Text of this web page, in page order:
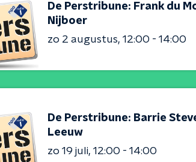
De Perstribune: Frank du
Nijboer
zo 2 augustus 12:00 - 14:00
De Perstribune: Barrie
Leeuw
zo 19 juli 12:00 - 14:00